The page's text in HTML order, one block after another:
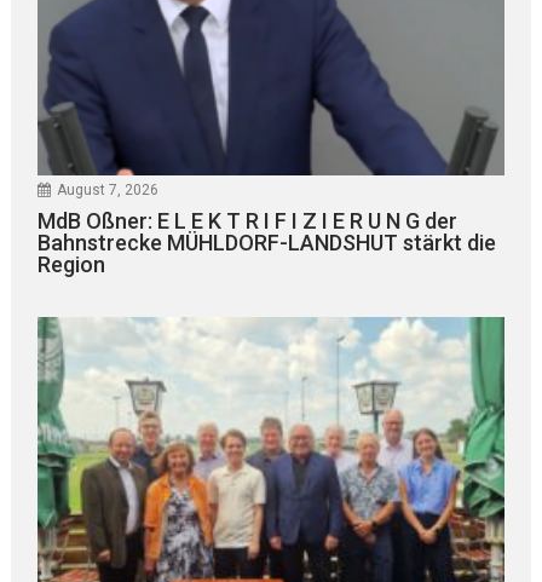
August 7, 2026
MdB Oßner: E L E K T R I F I Z I E R U N G der
Bahnstrecke MÜHLDORF-LANDSHUT stärkt die
Region